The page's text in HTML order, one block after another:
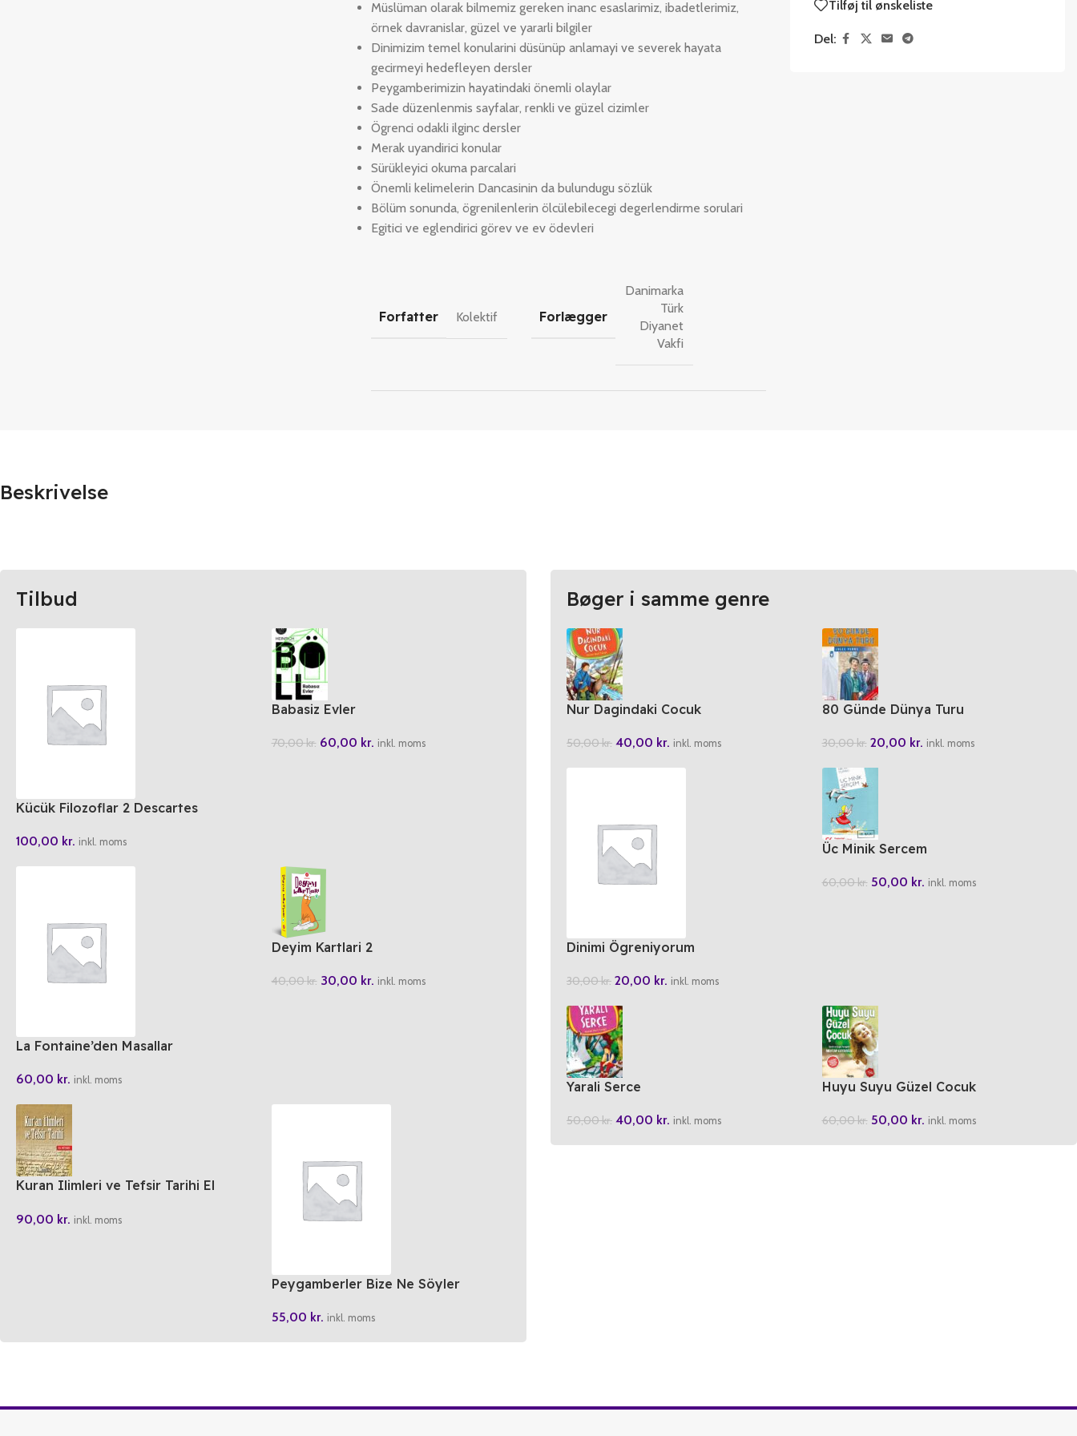
Müslüman olarak bilmemiz gereken inanc esaslarimiz, ibadetlerimiz,
örnek davranislar, güzel ve yararli bilgiler
Dinimizim temel konularini düsünüp anlamayi ve severek hayata
gecirmeyi hedefleyen dersler
Peygamberimizin hayatindaki önemli olaylar
Sade düzenlenmis sayfalar, renkli ve güzel cizimler
Ögrenci odakli ilginc dersler
Merak uyandirici konular
Sürükleyici okuma parcalari
Önemli kelimelerin Dancasinin da bulundugu sözlük
Bölüm sonunda, ögrenilenlerin ölcülebilecegi degerlendirme sorulari
Egitici ve eglendirici görev ve ev ödevleri
Forfatter Kolektif Forlægger
Danimarka
Türk
Diyanet
Vakfi
Tilføj til ønskeliste
Del:
Beskrivelse
Tilbud
Kücük Filozoflar 2 Descartes
100,00 kr. inkl. moms
Babasiz Evler
70,00kr. 60,00 kr. inkl. moms
La Fontaine’den Masallar
60,00 kr. inkl. moms
Deyim Kartlari 2
40,00kr. 30,00 kr. inkl. moms
Kuran Ilimleri ve Tefsir Tarihi El
90,00 kr. inkl. moms
Peygamberler Bize Ne Söyler
55,00 kr. inkl. moms
Bøger i samme genre
Nur Dagindaki Cocuk
50,00kr. 40,00 kr. inkl. moms
80 Günde Dünya Turu
30,00kr. 20,00 kr. inkl. moms
Dinimi Ögreniyorum
30,00kr. 20,00 kr. inkl. moms
Üc Minik Sercem
60,00kr. 50,00 kr. inkl. moms
Yarali Serce
50,00kr. 40,00 kr. inkl. moms
Huyu Suyu Güzel Cocuk
60,00kr. 50,00 kr. inkl. moms